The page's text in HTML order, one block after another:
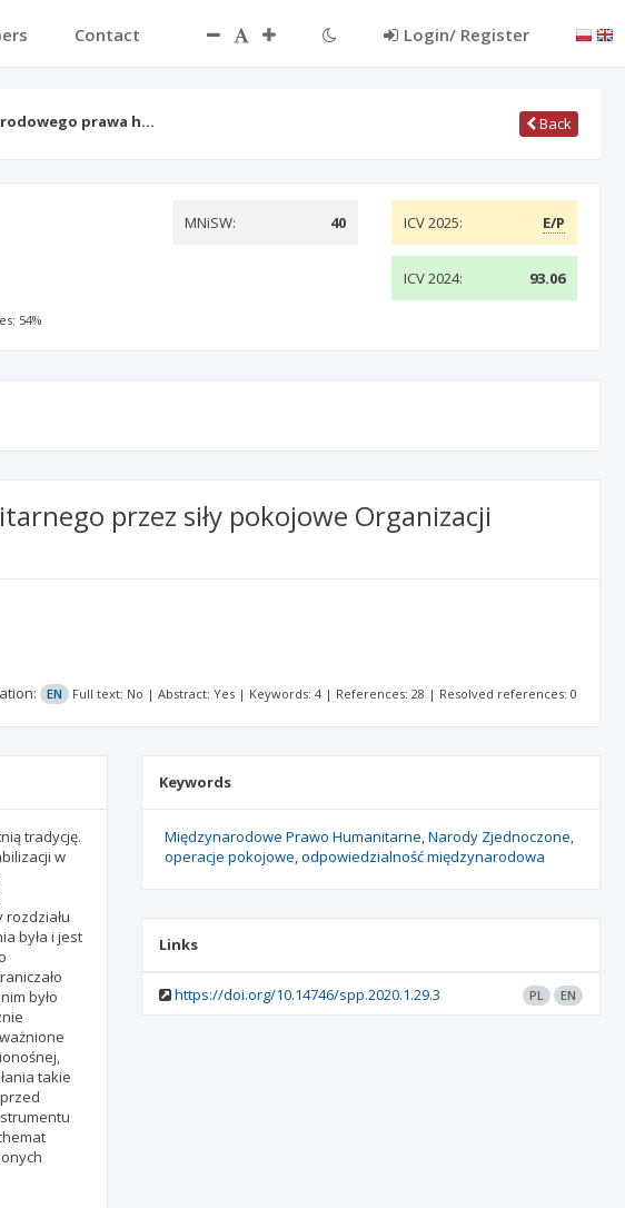
Contact Login/ Register
prawa h… Back
MNiSW: 40 ICV 2025: E/P
ICV 2024: 93.06
54%
przez siły pokojowe Organizacji
EN Full text: No | Abstract: Yes | Keywords: 4 | References: 28 | Resolved references: 0
tradycję.
w
była i jest
było
takie
Keywords
Międzynarodowe Prawo Humanitarne Narody Zjednoczone
operacje pokojowe odpowiedzialność międzynarodowa
Links
https://doi.org/10.14746/spp.2020.1.29.3 PL EN